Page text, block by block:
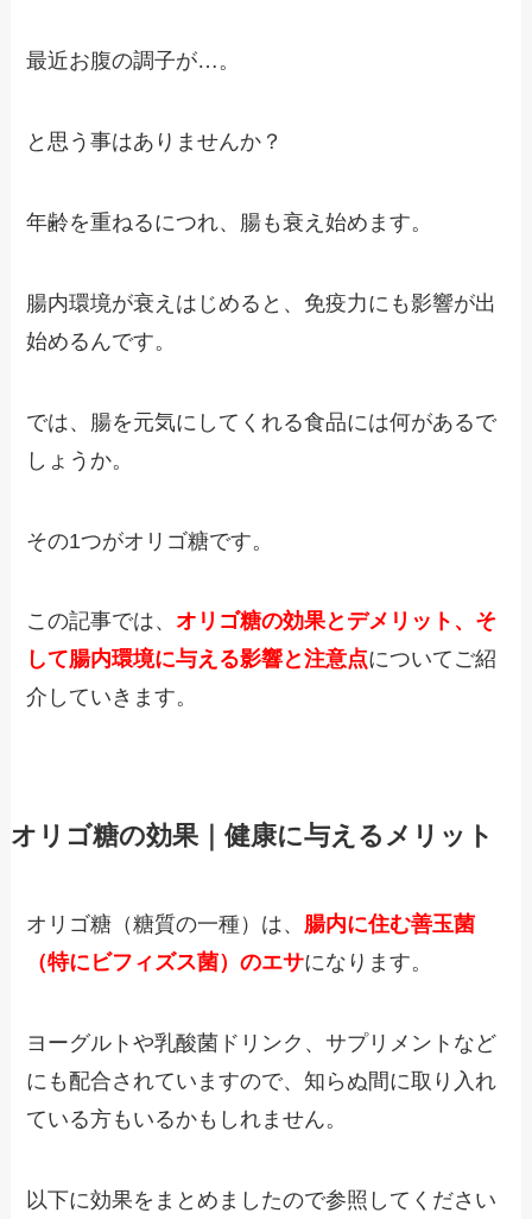
最近お腹の調子が…。
と思う事はありませんか？
年齢を重ねるにつれ、腸も衰え始めます。
腸内環境が衰えはじめると、免疫力にも影響が出
始めるんです。
では、腸を元気にしてくれる食品には何があるで
しょうか。
その1つがオリゴ糖です。
この記事では、 オリゴ糖の効果とデメリット、そ
して腸内環境に与える影響と注意点についてご紹
介していきます。
オリゴ糖の効果｜健康に与えるメリット
オリゴ糖（糖質の一種）は、 腸内に住む善玉菌
（特にビフィズス菌）のエサになります。
ヨーグルトや乳酸菌ドリンク、サプリメントなど
にも配合されていますので、知らぬ間に取り入れ
ている方もいるかもしれません。
以下に効果をまとめましたので参照してください